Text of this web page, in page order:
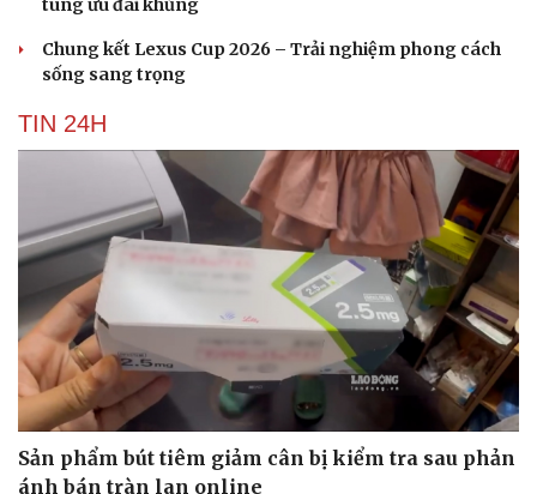
Chung kết Lexus Cup 2026 – Trải nghiệm phong cách
sống sang trọng
TIN 24H
Sản phẩm bút tiêm giảm cân bị kiểm tra sau phản
ánh bán tràn lan online